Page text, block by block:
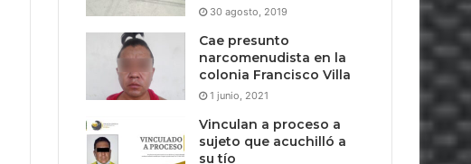
30 agosto, 2019
Cae presunto
narcomenudista en la
colonia Francisco Villa
1 junio, 2021
Vinculan a proceso a
sujeto que acuchilló a
su tío